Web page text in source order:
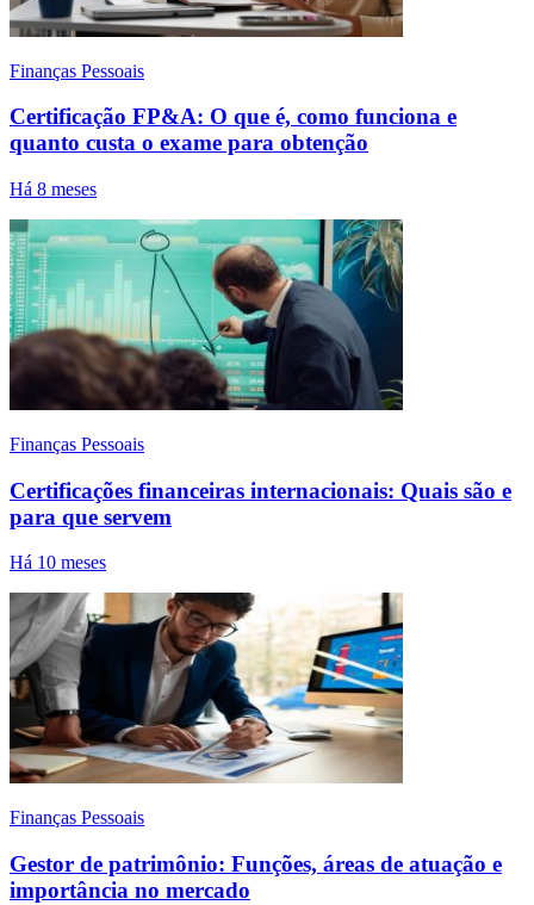
Finanças Pessoais
Certificação FP&A: O que é, como funciona e
quanto custa o exame para obtenção
Há 8 meses
Finanças Pessoais
Certificações financeiras internacionais: Quais são e
para que servem
Há 10 meses
Finanças Pessoais
Gestor de patrimônio: Funções, áreas de atuação e
importância no mercado